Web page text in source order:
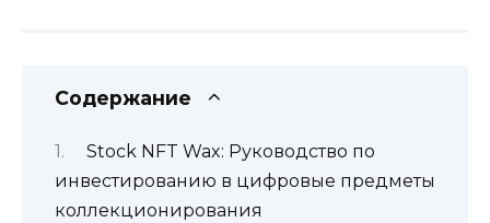
Содержание
Stock NFT Wax: Руководство по
инвестированию в цифровые предметы
коллекционирования